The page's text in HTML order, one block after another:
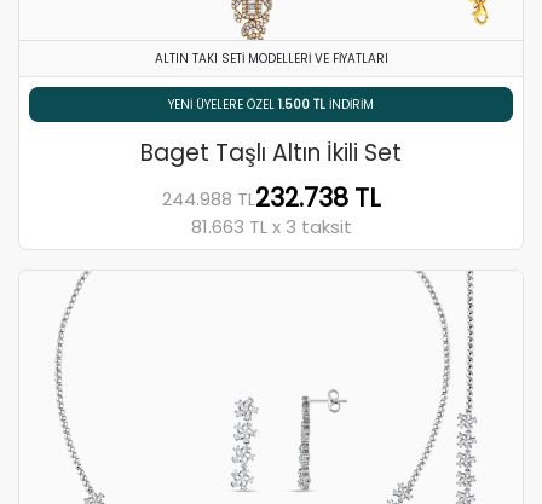
ALTIN TAKI SETI MODELLERI VE FIYATLARI
% 5 HAVALE / EFT İNDIRIMI
Baget Taşlı Altın İkili Set
244.988 TL232.738 TL
81.663 TL x 3 taksit